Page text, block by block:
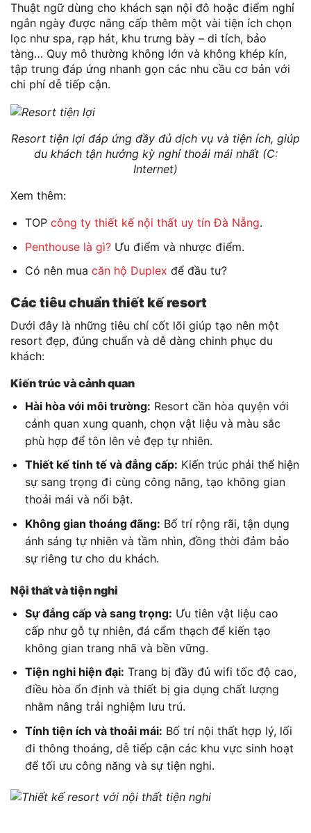
Thuật ngữ dùng cho khách sạn nội đô hoặc điểm nghỉ
ngắn ngày được nâng cấp thêm một vài tiện ích chọn
lọc như spa, rạp hát, khu trưng bày – di tích, bảo
tàng… Quy mô thường không lớn và không khép kín,
tập trung đáp ứng nhanh gọn các nhu cầu cơ bản với
chi phí dễ tiếp cận.
Resort tiện lợi đáp ứng đầy đủ dịch vụ và tiện ích, giúp
du khách tận hưởng kỳ nghỉ thoải mái nhất (C:
Internet)
Xem thêm:
TOP công ty thiết kế nội thất uy tín Đà Nẵng.
Penthouse là gì?Ưu điểm và nhược điểm.
Có nên mua căn hộ Duplex để đầu tư?
Các tiêu chuẩn thiết kế resort
Dưới đây là những tiêu chí cốt lõi giúp tạo nên một
resort đẹp, đúng chuẩn và dễ dàng chinh phục du
khách:
Kiến trúc và cảnh quan
Hài hòa với môi trường: Resort cần hòa quyện với
cảnh quan xung quanh, chọn vật liệu và màu sắc
phù hợp để tôn lên vẻ đẹp tự nhiên.
Thiết kế tinh tế và đẳng cấp: Kiến trúc phải thể hiện
sự sang trọng đi cùng công năng, tạo không gian
thoải mái và nổi bật.
Không gian thoáng đãng: Bố trí rộng rãi, tận dụng
ánh sáng tự nhiên và tầm nhìn, đồng thời đảm bảo
sự riêng tư cho du khách.
Nội thất và tiện nghi
Sự đẳng cấp và sang trọng: Ưu tiên vật liệu cao
cấp như gỗ tự nhiên, đá cẩm thạch để kiến tạo
không gian trang nhã và bền vững.
Tiện nghi hiện đại: Trang bị đầy đủ wifi tốc độ cao,
điều hòa ổn định và thiết bị gia dụng chất lượng
nhằm nâng trải nghiệm lưu trú.
Tính tiện ích và thoải mái: Bố trí nội thất hợp lý, lối
đi thông thoáng, dễ tiếp cận các khu vực sinh hoạt
để tối ưu công năng và sự tiện nghi.